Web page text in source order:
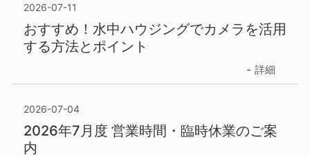
2026-07-11
おすすめ！水中ハウジングでカメラを活用
する方法とポイント
詳細
2026-07-04
2026年7月度 営業時間・臨時休業のご案
内